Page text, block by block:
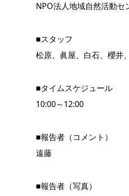
NPO法人地域自然活動
■スタッフ
松原、眞屋、白石、櫻井
■タイムスケジュール
10:00～12:00
■報告者（コメント）
遠藤
■報告者（写真）